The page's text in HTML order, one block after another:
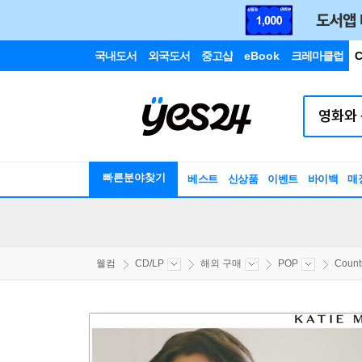
국내도서 외국도서 중고샵 eBook 크레마클럽
빠른분야찾기 베스트 신상품 이벤트 바이백 매
웰컴 CD/LP 해외 구매 POP